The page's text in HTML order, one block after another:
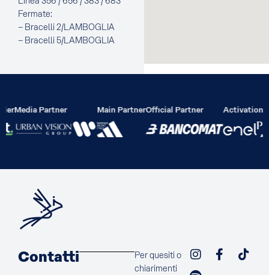
Fermate:
– Bracelli 2/LAMBOGLIA
– Bracelli 5/LAMBOGLIA
Media Partner Main PartnerOfficial Partner Activation
Contatti
Per quesiti o
chiarimenti